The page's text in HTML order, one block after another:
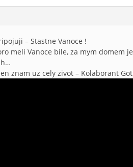
– Stastne Vanoce !
meli Vanoce bile, za mym
znam uz cely zivot – Kolaborant